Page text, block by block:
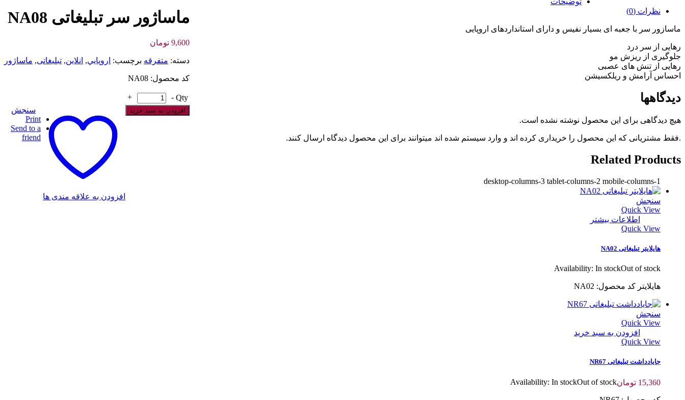
ماساژور سر تبلیغاتی NA08
9,600 تومان
دسته: متفرقه برچسب: اروپايي, انلاین, تبلیغاتی, ماساژور
کد محصول: NA08
Qty
-
+
افزودن به سبد خرید
افزودن به علاقه مندی ها
سنجش
Print
Send to a
friend
نظرات (0)
ماسازور سر با جعبه ای بسیار نفیس و دارای استانداردهای اروپایی
رهایی از سر درد
جلوگیری از ریزش مو
رهایی از تنش های عصبی
احساس آرامش و ریلکسیشن
دیدگاهها
هیچ دیدگاهی برای این محصول نوشته نشده است.
.فقط مشتریانی که این محصول را خریداری کرده اند و وارد سیستم شده اند میتوانند برای این محصول دیدگاه ارسال کنند.
Related Products
desktop-columns-3 tablet-columns-2 mobile-columns-1
سنجش
Quick View
اطلاعات بیشتر
Quick View
هایلایتر تبلیغاتی NA02
Availability: In stockOut of stock
هایلایتر کد محصول: NA02
سنجش
Quick View
افزودن به سبد خرید
Quick View
جایادداشت تبلیغاتی NR67
15,360 تومان Availability: In stockOut of stock